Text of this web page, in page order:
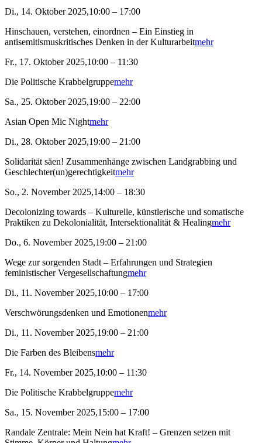
Di., 14. Oktober 2025,10:00 – 17:00
Hinschauen, verstehen, einordnen – Ein Einstieg in
antisemitismuskritisches Denken in der Kulturarbeitmehr
Fr., 17. Oktober 2025,10:00 – 11:30
Die Politische Krabbelgruppemehr
Sa., 25. Oktober 2025,19:00 – 22:00
Asian Open Mic Nightmehr
Di., 28. Oktober 2025,19:00 – 21:00
Solidarität säen! Zusammenhänge zwischen Landgrabbing und
Geschlechter(un)gerechtigkeitmehr
So., 2. November 2025,14:00 – 18:30
Decolonizing towards – Kulturelle, künstlerische und somatische
Praktiken zu Dekolonialität, Intersektionalität & Healingmehr
Do., 6. November 2025,19:00 – 21:00
Wege zur sorgenden Stadt – Erfahrungen und Strategien
feministischer Vergesellschaftungmehr
Di., 11. November 2025,10:00 – 17:00
Verschwörungsdenken und Emotionenmehr
Di., 11. November 2025,19:00 – 21:00
Die Farben des Bleibensmehr
Fr., 14. November 2025,10:00 – 11:30
Die Politische Krabbelgruppemehr
Sa., 15. November 2025,15:00 – 17:00
Randale Zentrale: Mein Nein hat Kraft! – Grenzen setzen mit